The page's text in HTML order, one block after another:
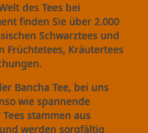
des Tees bei
finden Sie über 2.000
Schwarztees und
Früchtetees, Kräutertees
Bancha Tee, bei uns
wie spannende
stammen aus
werden sorgfältig